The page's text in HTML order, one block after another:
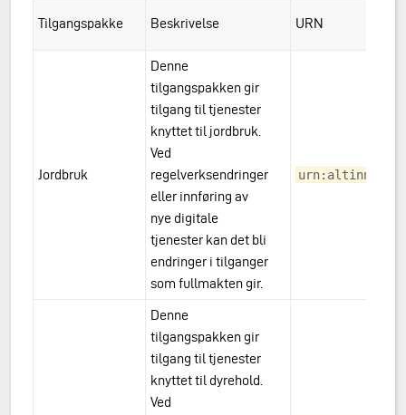
Tilgangspakke Beskrivelse URN
Jordbruk
Denne
tilgangspakken gir
tilgang til tjenester
knyttet til jordbruk.
Ved
regelverksendringer
eller innføring av
nye digitale
tjenester kan det bli
endringer i tilganger
som fullmakten gir.
Denne
tilgangspakken gir
tilgang til tjenester
knyttet til dyrehold.
Ved